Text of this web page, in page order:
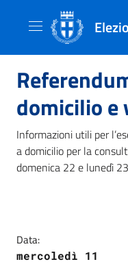
domicilio e
Informazioni utili per
a domicilio per la
domenica 22 e lunedì
Data:
mercoledì 11